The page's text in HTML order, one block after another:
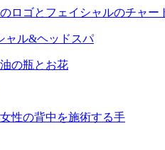
ャル&ヘッドスパ